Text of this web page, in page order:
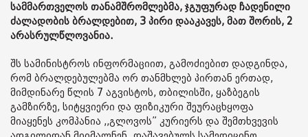
სამმართველოს თანამშრომლებმა, ჯგუფურად ჩადენილი
ძალადობის ბრალდებით, 3 პირი დააკავეს, მათ შორის, 2
არასრულწლოვანია.
შს სამინისტროს ინფორმაციით, გამოძიებით დადგინდა,
რომ ბრალდებულებმა ორ თანმხლებ პირთან ერთად,
მიმდინარე წლის 7 აგვისტოს, თბილისში, ყაზბეგის
გამზირზე, სიტყვიერი და ფიზიკური შეურაცხყოფა
მიაყენეს კომპანია ,,გლოვოს” კურიერს და შემთხვევის